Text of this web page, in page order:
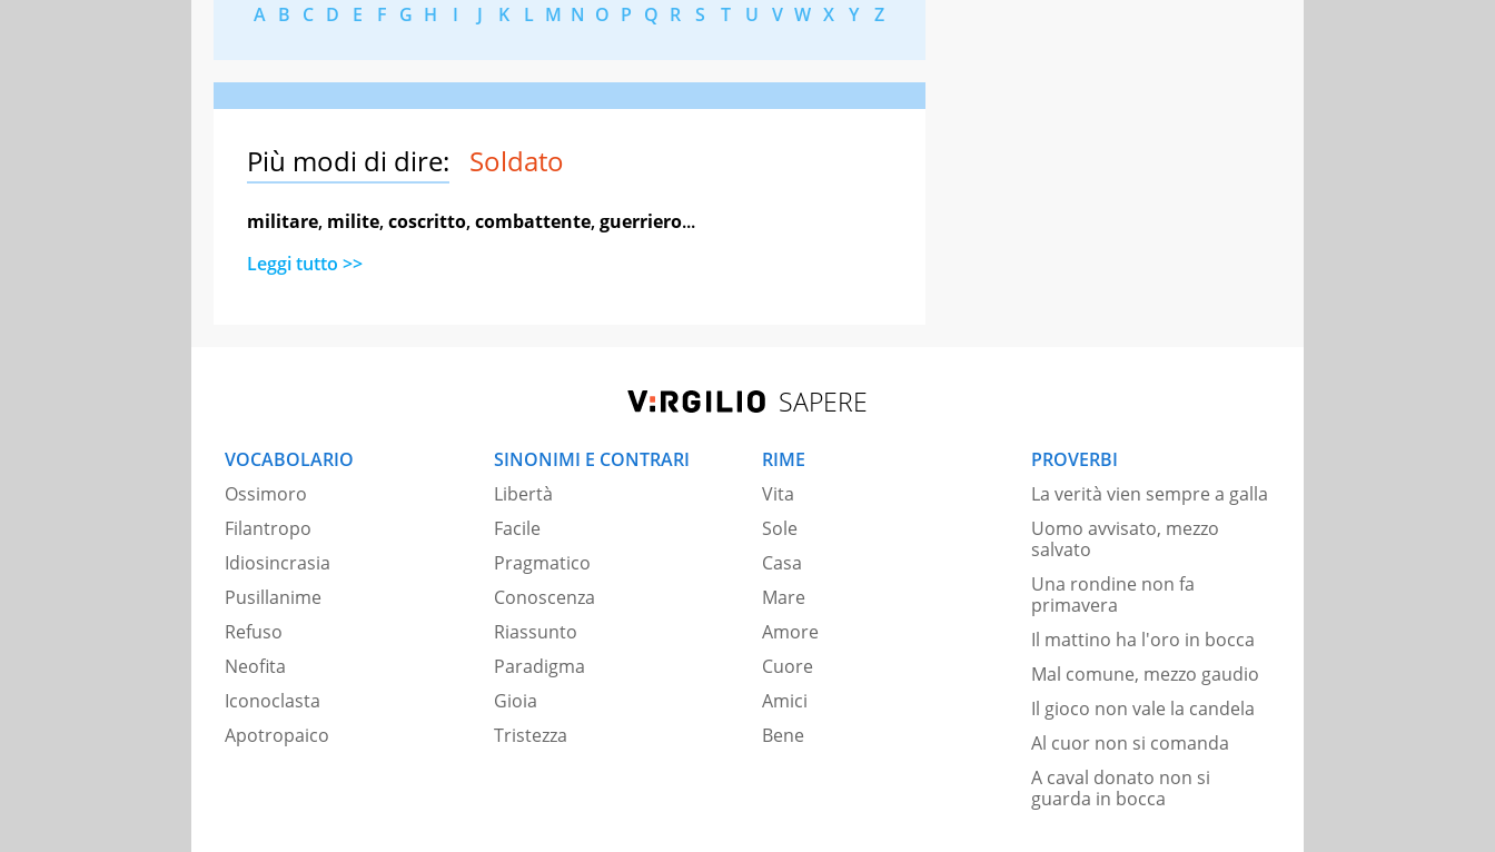
A B C D E F G H I J K L M N O P Q R S T U V W X Y Z
Più modi di dire: Soldato
militare, milite,coscritto,combattente,guerriero...
Leggi tutto >>
SAPERE
VOCABOLARIO
Ossimoro
Filantropo
Idiosincrasia
Pusillanime
Refuso
Neofita
Iconoclasta
Apotropaico
SINONIMI E CONTRARI
Libertà
Facile
Pragmatico
Conoscenza
Riassunto
Paradigma
Gioia
Tristezza
RIME
Vita
Sole
Casa
Mare
Amore
Cuore
Amici
Bene
PROVERBI
La verità vien sempre a galla
Uomo avvisato, mezzo
salvato
Una rondine non fa
primavera
Il mattino ha l'oro in bocca
Mal comune, mezzo gaudio
Il gioco non vale la candela
Al cuor non si comanda
A caval donato non si
guarda in bocca